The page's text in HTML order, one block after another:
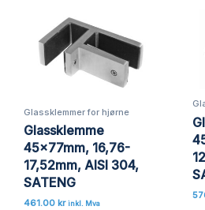
Glassklemmer for hjørne
Glassklemme
45x77mm, 16,76-
17,52mm, AISI 304,
SATENG
461.00 kr inkl. Mva